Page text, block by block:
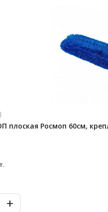
Росмоп 60см, крепление карман, акрил
+